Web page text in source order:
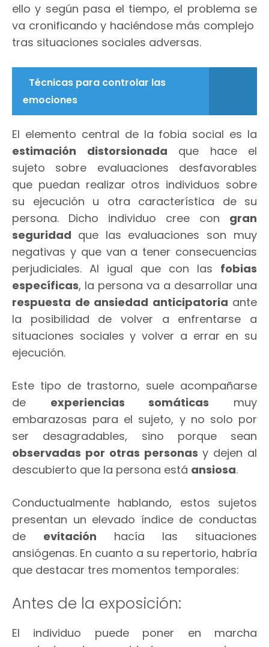
ello y según pasa el tiempo, el problema se
va cronificando y haciéndose más complejo
tras situaciones sociales adversas.
Técnicas para controlar las
emociones
El elemento central de la fobia social es la
estimación distorsionada que hace el
sujeto sobre evaluaciones desfavorables
que puedan realizar otros individuos sobre
su ejecución u otra característica de su
persona. Dicho individuo cree con gran
seguridad que las evaluaciones son muy
negativas y que van a tener consecuencias
perjudiciales. Al igual que con las fobias
específicas, la persona va a desarrollar una
respuesta de ansiedad anticipatoria ante
la posibilidad de volver a enfrentarse a
situaciones sociales y volver a errar en su
ejecución.
Este tipo de trastorno, suele acompañarse
de experiencias somáticas muy
embarazosas para el sujeto, y no solo por
ser desagradables, sino porque sean
observadas por otras personas y dejen al
descubierto que la persona está ansiosa.
Conductualmente hablando, estos sujetos
presentan un elevado índice de conductas
de evitación hacía las situaciones
ansiógenas. En cuanto a su repertorio, habría
que destacar tres momentos temporales:
Antes de la exposición:
El individuo puede poner en marcha